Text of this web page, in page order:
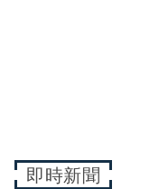
即時新聞